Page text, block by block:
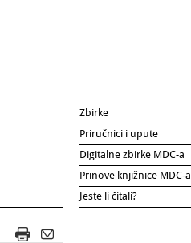
Zbirke
Priručnici i upute
Digitalne zbirke MDC-a
Prinove knjižnice MDC-a
Jeste li čitali?